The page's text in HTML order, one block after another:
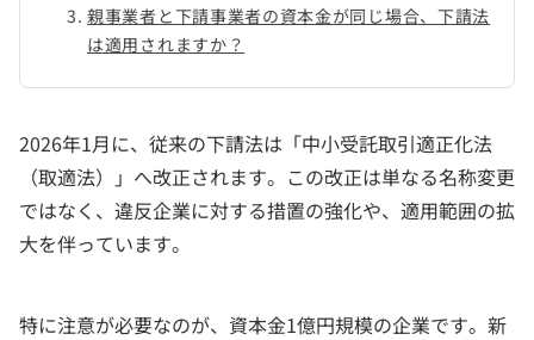
親事業者と下請事業者の資本金が同じ場合、下請法
は適用されますか？
2026年1月に、従来の下請法は「中小受託取引適正化法
（取適法）」へ改正されます。この改正は単なる名称変更
ではなく、違反企業に対する措置の強化や、適用範囲の拡
大を伴っています。
特に注意が必要なのが、資本金1億円規模の企業です。新